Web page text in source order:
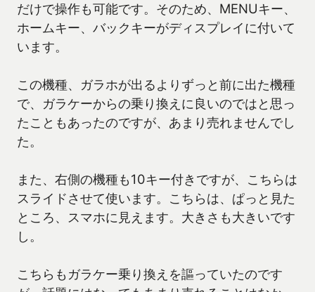
だけで操作も可能です。そのため、MENUキー、
ホームキー、バックキーがディスプレイに付いて
います。
この機種、ガラホが出るよりずっと前に出た機種
で、ガラケーからの乗り換えに良いのではと思っ
たこともあったのですが、あまり売れませんでし
た。
また、右側の機種も10キー付きですが、こちらは
スライドさせて使います。こちらは、ぱっと見た
ところ、スマホに見えます。大きさも大きいです
し。
こちらもガラケー乗り換えを謳っていたのです